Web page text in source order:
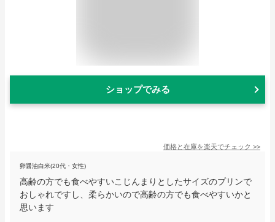
ショップでみる
価格と在庫を楽天でチェック >>
卵醤油白米(20代・女性)
高齢の方でも食べやすいこじんまりとしたサイズのプリンで
おしゃれですし、柔らかいので高齢の方でも食べやすいかと
思います